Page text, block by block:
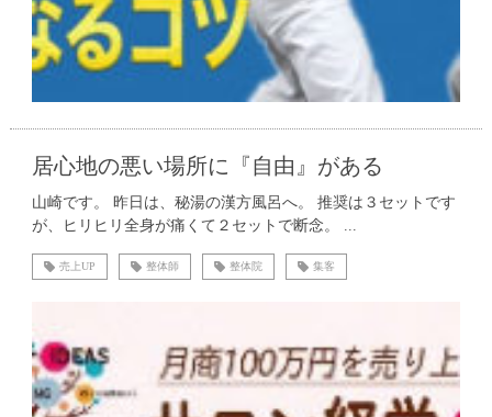
居心地の悪い場所に『自由』がある
山崎です。 昨日は、秘湯の漢方風呂へ。 推奨は３セットです
が、ヒリヒリ全身が痛くて２セットで断念。 ...
売上UP 整体師 整体院 集客